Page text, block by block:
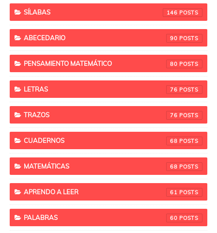
SÍLABAS 146
ABECEDARIO 90
PENSAMIENTO MATEMÁTICO 80
LETRAS 76
TRAZOS 76
CUADERNOS 68
MATEMÁTICAS 68
APRENDO A LEER 61
PALABRAS 60